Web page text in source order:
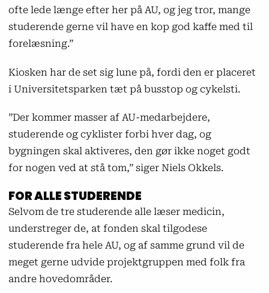
ofte lede længe efter her på AU, og jeg tror, mange
studerende gerne vil have en kop god kaffe med til
forelæsning.”
Kiosken har de set sig lune på, fordi den er placeret
i Universitetsparken tæt på busstop og cykelsti.
”Der kommer masser af AU-medarbejdere,
studerende og cyklister forbi hver dag, og
bygningen skal aktiveres, den gør ikke noget godt
for nogen ved at stå tom,” siger Niels Okkels.
FOR ALLE STUDERENDE
Selvom de tre studerende alle læser medicin,
understreger de, at fonden skal tilgodese
studerende fra hele AU, og af samme grund vil de
meget gerne udvide projektgruppen med folk fra
andre hovedområder.